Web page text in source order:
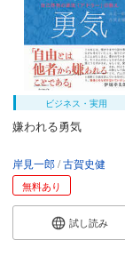
ビジネス・実用
嫌われる勇気
岸見一郎 古賀史健
無料あり
試し読み